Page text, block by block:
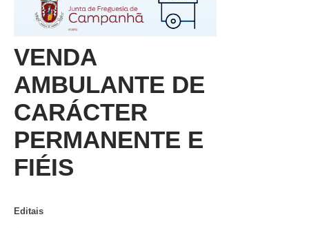
VENDA
AMBULANTE DE
CARÁCTER
PERMANENTE E
FIÉIS
Editais